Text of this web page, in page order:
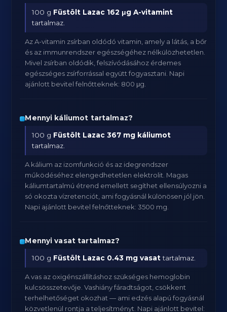
100 g Füstölt Lazac 162 μg A-vitamint
tartalmaz.
Az A-vitamin zsírban oldódó vitamin, amely a látás, a bőr
és az immunrendszer egészségéhez nélkülözhetetlen.
Mivel zsírban oldódik, felszívódásához érdemes
egészséges zsírforrással együtt fogyasztani. Napi
ajánlott bevitel felnőtteknek: 800 μg.
Mennyi káliumot tartalmaz?
100 g Füstölt Lazac 367 mg káliumot
tartalmaz.
A kálium az izomfunkció és az idegrendszer
működéséhez elengedhetetlen elektrolit. Magas
káliumtartalmú étrend emellett segíthet ellensúlyozni a
só okozta vízretenciót, ami fogyásnál különösen jól jön.
Napi ajánlott bevitel felnőtteknek: 3500 mg.
Mennyi vasat tartalmaz?
100 g Füstölt Lazac 0.43 mg vasattartalmaz.
A vas az oxigénszállításhoz szükséges hemoglobin
kulcsösszetevője. Vashiány fáradtságot, csökkent
terhelhetőséget okozhat — ami edzés alapú fogyásnál
közvetlenül rontja a teljesítményt. Napi ajánlott bevitel: